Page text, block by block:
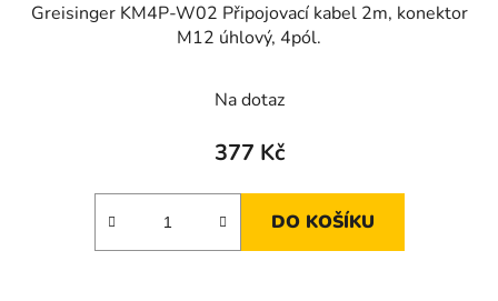
Greisinger KM4P-W02 Připojovací kabel 2m, konektor
M12 úhlový, 4pól.
Na dotaz
377 Kč
DO KOŠÍKU